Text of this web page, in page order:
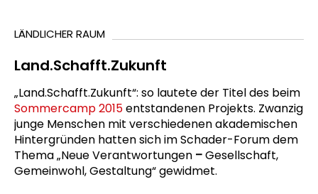
LÄNDLICHER RAUM
Land.Schafft.Zukunft
„Land.Schafft.Zukunft“: so lautete der Titel des beim
Sommercamp 2015entstandenen Projekts. Zwanzig
junge Menschen mit verschiedenen akademischen
Hintergründen hatten sich im Schader-Forum dem
Thema „Neue Verantwortungen –Gesellschaft,
Gemeinwohl, Gestaltung“ gewidmet.